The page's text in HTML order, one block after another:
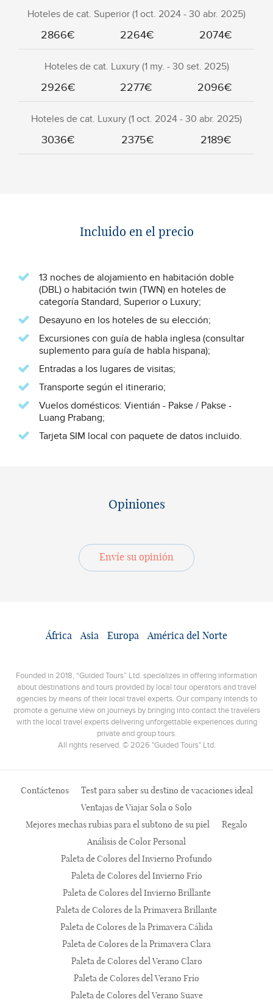
Hoteles de cat. Superior (1 oct. 2024 - 30 abr. 2025)
2866€ 2264€ 2074€
Hoteles de cat. Luxury (1 my. - 30 set. 2025)
2926€ 2277€ 2096€
Hoteles de cat. Luxury (1 oct. 2024 - 30 abr. 2025)
3036€ 2375€ 2189€
Incluido en el precio
13 noches de alojamiento en habitación doble
(DBL) o habitación twin (TWN) en hoteles de
categoría Standard, Superior o Luxury;
Desayuno en los hoteles de su elección;
Excursiones con guía de habla inglesa (consultar
suplemento para guía de habla hispana);
Entradas a los lugares de visitas;
Transporte según el itinerario;
Vuelos domésticos: Vientián - Pakse / Pakse -
Luang Prabang;
Tarjeta SIM local con paquete de datos incluido.
Opiniones
Envíe su opinión
África Asia Europa América del Norte
Founded in 2018, “Guided Tours” Ltd. specializes in offering information
about destinations and tours provided by local tour operators and travel
agencies by means of their local travel experts. Our company intends to
promote a genuine view on journeys by bringing into contact the travelers
with the local travel experts delivering unforgettable experiences during
private and group tours.
All rights reserved. © 2026 "Guided Tours" Ltd.
Contáctenos
Test para saber su destino de vacaciones ideal
Ventajas de Viajar Sola o Solo
Mejores mechas rubias para el subtono de su piel
Regalo
Análisis de Color Personal
Paleta de Colores del Invierno Profundo
Paleta de Colores del Invierno Frío
Paleta de Colores del Invierno Brillante
Paleta de Colores de la Primavera Brillante
Paleta de Colores de la Primavera Cálida
Paleta de Colores de la Primavera Clara
Paleta de Colores del Verano Claro
Paleta de Colores del Verano Frío
Paleta de Colores del Verano Suave